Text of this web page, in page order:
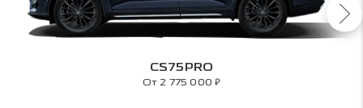
CS75PRO
От 2 775 000₽